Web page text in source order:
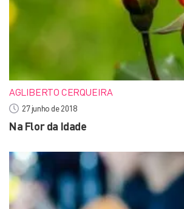
AGLIBERTO CERQUEIRA
27 junho de 2018
Na Flor da Idade